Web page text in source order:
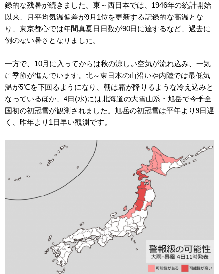
録的な残暑が続きました。東～西日本では、1946年の統計開始
以来、月平均気温偏差が9月1位を更新する記録的な高温とな
り、東京都心では年間真夏日日数が90日に達するなど、過去に
例のない暑さとなりました。
一方で、10月に入ってからは秋の涼しい空気が流れ込み、一気
に季節が進んでいます。北～東日本の山沿いや内陸では最低気
温が5℃を下回るようになり、朝は霜が降りるような冷え込みと
なっているほか、4日(水)には北海道の大雪山系・旭岳で今季全
国初の初冠雪が観測されました。旭岳の初冠雪は平年より9日遅
く、昨年より1日早い観測です。